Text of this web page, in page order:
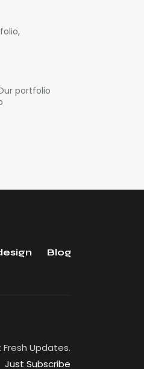
,
portfolio
Blog
Updates.
Just Subscribe